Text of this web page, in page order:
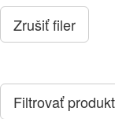
Zrušiť filer